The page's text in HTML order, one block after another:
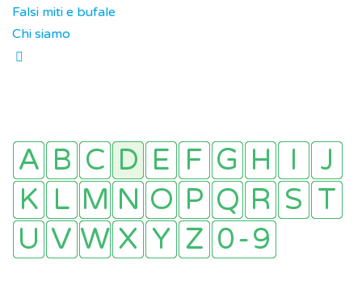
Falsi miti e bufale
Chi siamo